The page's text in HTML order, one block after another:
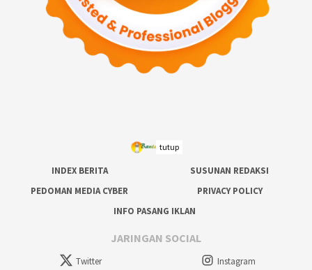
INDEX BERITA
SUSUNAN REDAKSI
PEDOMAN MEDIA CYBER
PRIVACY POLICY
INFO PASANG IKLAN
JARINGAN SOCIAL
Twitter
Instagram
tutup